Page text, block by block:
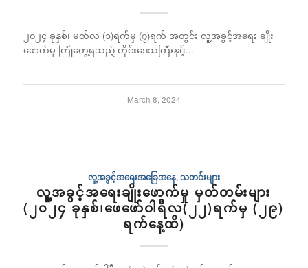
၂၀၂၄ ခုနှစ်၊ မတ်လ (၁)ရက်မှ (၇)ရက် အတွင်း လူ့အခွင့်အရေး ချိုး
ဖောက်မှု ကြုံတွေ့ရသည့် တိုင်းဒေသကြီးနှင့်…
March 8, 2024
လူ့အခွင့်အရေးအခြေအနေ,သတင်းများ
လူ့အခွင့်အရေးချိုးဖောက်မှု မှတ်တမ်းများ
(၂၀၂၄ ခုနှစ်၊ဖေဖော်ဝါရီလ(၂၂)ရက်မှ (၂၉)
ရက်နေ့ထိ)